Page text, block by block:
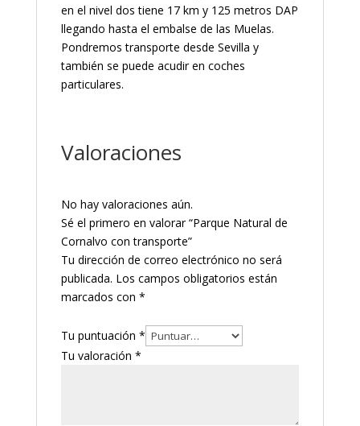
en el nivel dos tiene 17 km y 125 metros DAP
llegando hasta el embalse de las Muelas.
Pondremos transporte desde Sevilla y
también se puede acudir en coches
particulares.
Valoraciones
No hay valoraciones aún.
Sé el primero en valorar “Parque Natural de
Cornalvo con transporte”
Tu dirección de correo electrónico no será
publicada. Los campos obligatorios están
marcados con *
Tu puntuación *
Tu valoración *